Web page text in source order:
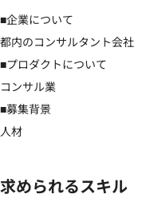
■企業について
都内のコンサルタント会社
■プロダクトについて
コンサル業
■募集背景
人材
求められるスキル